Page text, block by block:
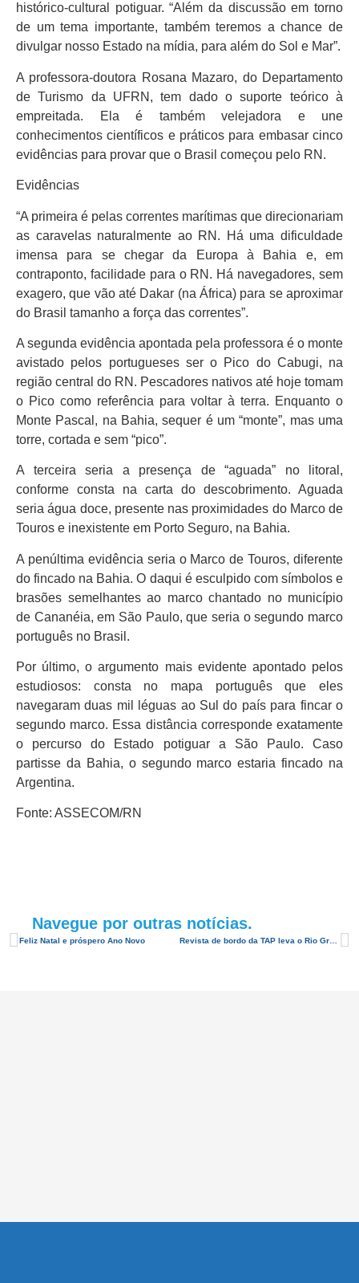
histórico-cultural potiguar. “Além da discussão em torno
de um tema importante, também teremos a chance de
divulgar nosso Estado na mídia, para além do Sol e Mar”.
A professora-doutora Rosana Mazaro, do Departamento
de Turismo da UFRN, tem dado o suporte teórico à
empreitada. Ela é também velejadora e une
conhecimentos científicos e práticos para embasar cinco
evidências para provar que o Brasil começou pelo RN.
Evidências
“A primeira é pelas correntes marítimas que direcionariam
as caravelas naturalmente ao RN. Há uma dificuldade
imensa para se chegar da Europa à Bahia e, em
contraponto, facilidade para o RN. Há navegadores, sem
exagero, que vão até Dakar (na África) para se aproximar
do Brasil tamanho a força das correntes”.
A segunda evidência apontada pela professora é o monte
avistado pelos portugueses ser o Pico do Cabugi, na
região central do RN. Pescadores nativos até hoje tomam
o Pico como referência para voltar à terra. Enquanto o
Monte Pascal, na Bahia, sequer é um “monte”, mas uma
torre, cortada e sem “pico”.
A terceira seria a presença de “aguada” no litoral,
conforme consta na carta do descobrimento. Aguada
seria água doce, presente nas proximidades do Marco de
Touros e inexistente em Porto Seguro, na Bahia.
A penúltima evidência seria o Marco de Touros, diferente
do fincado na Bahia. O daqui é esculpido com símbolos e
brasões semelhantes ao marco chantado no município
de Cananéia, em São Paulo, que seria o segundo marco
português no Brasil.
Por último, o argumento mais evidente apontado pelos
estudiosos: consta no mapa português que eles
navegaram duas mil léguas ao Sul do país para fincar o
segundo marco. Essa distância corresponde exatamente
o percurso do Estado potiguar a São Paulo. Caso
partisse da Bahia, o segundo marco estaria fincado na
Argentina.
Fonte: ASSECOM/RN
Navegue por outras notícias.
Feliz Natal e próspero Ano Novo Revista de bordo da TAP leva o Rio Grande do Norte a 1 milhão de leitores